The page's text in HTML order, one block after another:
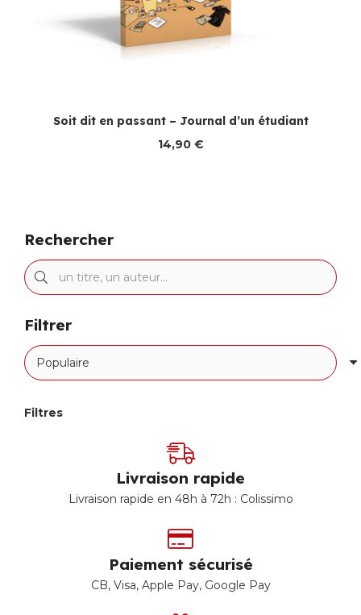
Soit dit en passant – Journal d’un étudiant
14,90 €
Rechercher
Filtrer
Filtres
Livraison rapide
Livraison rapide en 48h à 72h : Colissimo
Paiement sécurisé
CB, Visa, Apple Pay, Google Pay